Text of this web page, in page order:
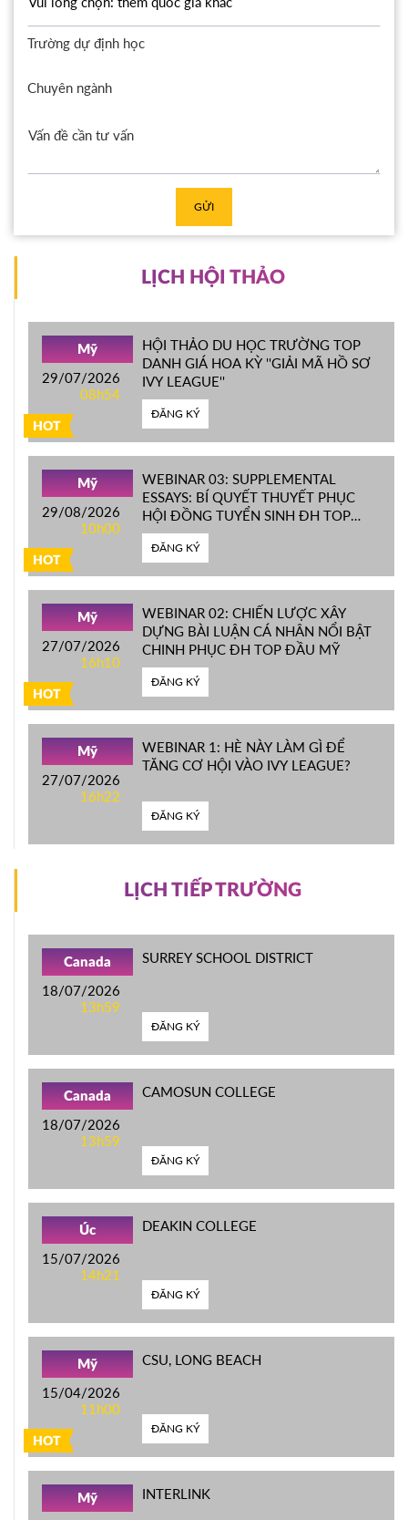
Trường dự định học
Chuyên ngành
GỬI
LỊCH HỘI THẢO
HOT
Mỹ
29/07/2026
08h54
HỘI THẢO DU HỌC TRƯỜNG TOP
DANH GIÁ HOA KỲ ''GIẢI MÃ HỒ SƠ
IVY LEAGUE''
ĐĂNG KÝ
HOT
Mỹ
29/08/2026
10h00
WEBINAR 03: SUPPLEMENTAL
ESSAYS: BÍ QUYẾT THUYẾT PHỤC
HỘI ĐỒNG TUYỂN SINH ĐH TOP
ĐẦU MỸ
ĐĂNG KÝ
HOT
Mỹ
27/07/2026
16h10
WEBINAR 02: CHIẾN LƯỢC XÂY
DỰNG BÀI LUẬN CÁ NHÂN NỔI BẬT
CHINH PHỤC ĐH TOP ĐẦU MỸ
ĐĂNG KÝ
Mỹ
27/07/2026
16h22
WEBINAR 1: HÈ NÀY LÀM GÌ ĐỂ
TĂNG CƠ HỘI VÀO IVY LEAGUE?
ĐĂNG KÝ
LỊCH TIẾP TRƯỜNG
Canada
18/07/2026
13h59
SURREY SCHOOL DISTRICT
ĐĂNG KÝ
Canada
18/07/2026
13h59
CAMOSUN COLLEGE
ĐĂNG KÝ
Úc
15/07/2026
14h21
DEAKIN COLLEGE
ĐĂNG KÝ
HOT
Mỹ
15/04/2026
11h00
CSU, LONG BEACH
ĐĂNG KÝ
Mỹ INTERLINK